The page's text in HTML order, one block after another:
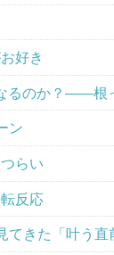
好き
るのか？——根
ン
らい
反応
てきた「叶う直